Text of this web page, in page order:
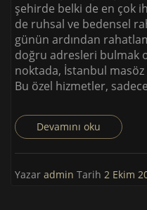
şehirde belki de en çok
de ruhsal ve bedensel
günün ardından
doğru adresleri bulmak
noktada, İstanbul
Bu özel hizmetler,
Devamını oku
Yazar admin Tarih 2 Ekim